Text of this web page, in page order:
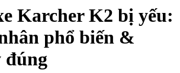
Karcher K2 bị yếu:
phổ biến &
đúng